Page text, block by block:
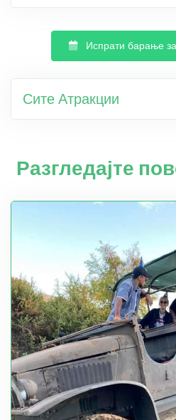
Испрати барање
Сите Атракции
Разгледајте